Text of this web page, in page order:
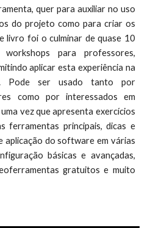
quer para auxiliar no uso
do projeto como para criar os
livro foi o culminar de quase 10
para professores,
aplicar esta experiência na
Pode ser usado tanto por
como por interessados em
vez que apresenta exercícios
ferramentas principais, dicas e
aplicação do software em várias
básicas e avançadas,
gratuitos e muito